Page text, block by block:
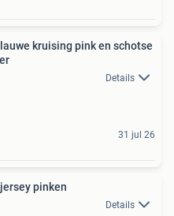
kruising pink en schotse
Details
31 jul 26
pinken
Details